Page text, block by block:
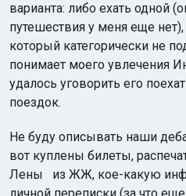
варианта: либо ехать одной
путешествия у меня еще
который категорически не
понимает моего увлечения
удалось уговорить его
поездок.
Не буду описывать наши
вот куплены билеты,
Лены из ЖЖ, кое-какую